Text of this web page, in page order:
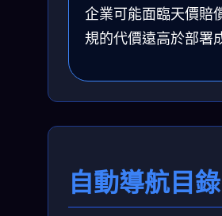
企業可能面臨天價賠
規的代價遠高於部署
自動導航目錄